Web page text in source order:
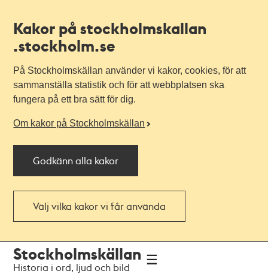
Kakor på stockholmskallan
.stockholm.se
På Stockholmskällan använder vi kakor, cookies, för att
sammanställa statistik och för att webbplatsen ska
fungera på ett bra sätt för dig.
Om kakor på Stockholmskällan
Godkänn alla kakor
Välj vilka kakor vi får använda
navigationen
huvudinnehållet
Stockholmskällan
Historia i ord, ljud och bild